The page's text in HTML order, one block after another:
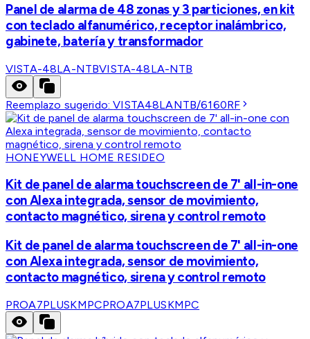
Panel de alarma de 48 zonas y 3 particiones, en kit
con teclado alfanumérico, receptor inalámbrico,
gabinete, batería y transformador
VISTA-48LA-NTBVISTA-48LA-NTB
Reemplazo sugerido:VISTA48LANTB/6160RF
HONEYWELL HOME RESIDEO
Kit de panel de alarma touchscreen de 7' all-in-one
con Alexa integrada, sensor de movimiento,
contacto magnético, sirena y control remoto
Kit de panel de alarma touchscreen de 7' all-in-one
con Alexa integrada, sensor de movimiento,
contacto magnético, sirena y control remoto
PROA7PLUSKMPCPROA7PLUSKMPC